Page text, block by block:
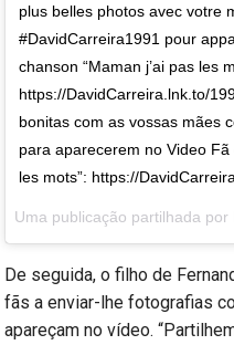
plus belles photos avec votre
#DavidCarreira1991 pour
chanson “Maman j’ai pas les
https://DavidCarreira.lnk.to/
bonitas com as vossas mães
para aparecerem no Video Fã
les mots”: https://
De seguida, o filho de
fãs a enviar-lhe fotografias
apareçam no vídeo.